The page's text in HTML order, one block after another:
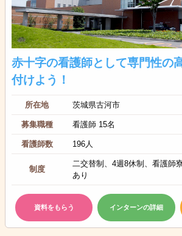
赤十字の看護師として専門性の
付けよう！
所在地 茨城県古河市
募集職種 看護師 15名
看護師数 196人
制度
二交替制、4週8休制、看護師
あり
資料をもらう インターンの詳細